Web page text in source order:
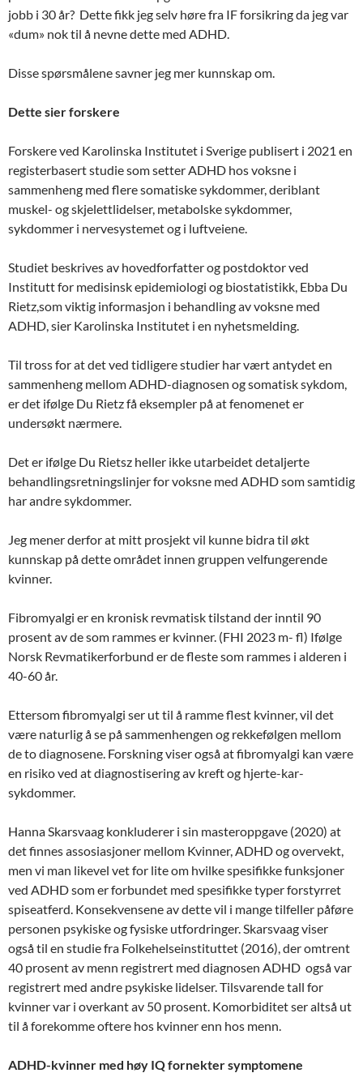
jobb i 30 år? Dette fikk jeg selv høre fra IF forsikring da jeg var
«dum» nok til å nevne dette med ADHD.
Disse spørsmålene savner jeg mer kunnskap om.
Dette sier forskere
Forskere ved Karolinska Institutet i Sverige publisert i 2021 en
registerbasert studie som setter ADHD hos voksne i
sammenheng med flere somatiske sykdommer, deriblant
muskel- og skjelettlidelser, metabolske sykdommer,
sykdommer i nervesystemet og i luftveiene.
Studiet beskrives av hovedforfatter og postdoktor ved
Institutt for medisinsk epidemiologi og biostatistikk, Ebba Du
Rietz,som viktig informasjon i behandling av voksne med
ADHD, sier Karolinska Institutet i en nyhetsmelding.
Til tross for at det ved tidligere studier har vært antydet en
sammenheng mellom ADHD-diagnosen og somatisk sykdom,
er det ifølge Du Rietz få eksempler på at fenomenet er
undersøkt nærmere.
Det er ifølge Du Rietsz heller ikke utarbeidet detaljerte
behandlingsretningslinjer for voksne med ADHD som samtidig
har andre sykdommer.
Jeg mener derfor at mitt prosjekt vil kunne bidra til økt
kunnskap på dette området innen gruppen velfungerende
kvinner.
Fibromyalgi er en kronisk revmatisk tilstand der inntil 90
prosent av de som rammes er kvinner. (FHI 2023 m- fl) Ifølge
Norsk Revmatikerforbund er de fleste som rammes i alderen i
40-60 år.
Ettersom fibromyalgi ser ut til å ramme flest kvinner, vil det
være naturlig å se på sammenhengen og rekkefølgen mellom
de to diagnosene. Forskning viser også at fibromyalgi kan være
en risiko ved at diagnostisering av kreft og hjerte-kar-
sykdommer.
Hanna Skarsvaag konkluderer i sin masteroppgave (2020) at
det finnes assosiasjoner mellom Kvinner, ADHD og overvekt,
men vi man likevel vet for lite om hvilke spesifikke funksjoner
ved ADHD som er forbundet med spesifikke typer forstyrret
spiseatferd. Konsekvensene av dette vil i mange tilfeller påføre
personen psykiske og fysiske utfordringer. Skarsvaag viser
også til en studie fra Folkehelseinstituttet (2016), der omtrent
40 prosent av menn registrert med diagnosen ADHD også var
registrert med andre psykiske lidelser. Tilsvarende tall for
kvinner var i overkant av 50 prosent. Komorbiditet ser altså ut
til å forekomme oftere hos kvinner enn hos menn.
ADHD-kvinner med høy IQ fornekter symptomene